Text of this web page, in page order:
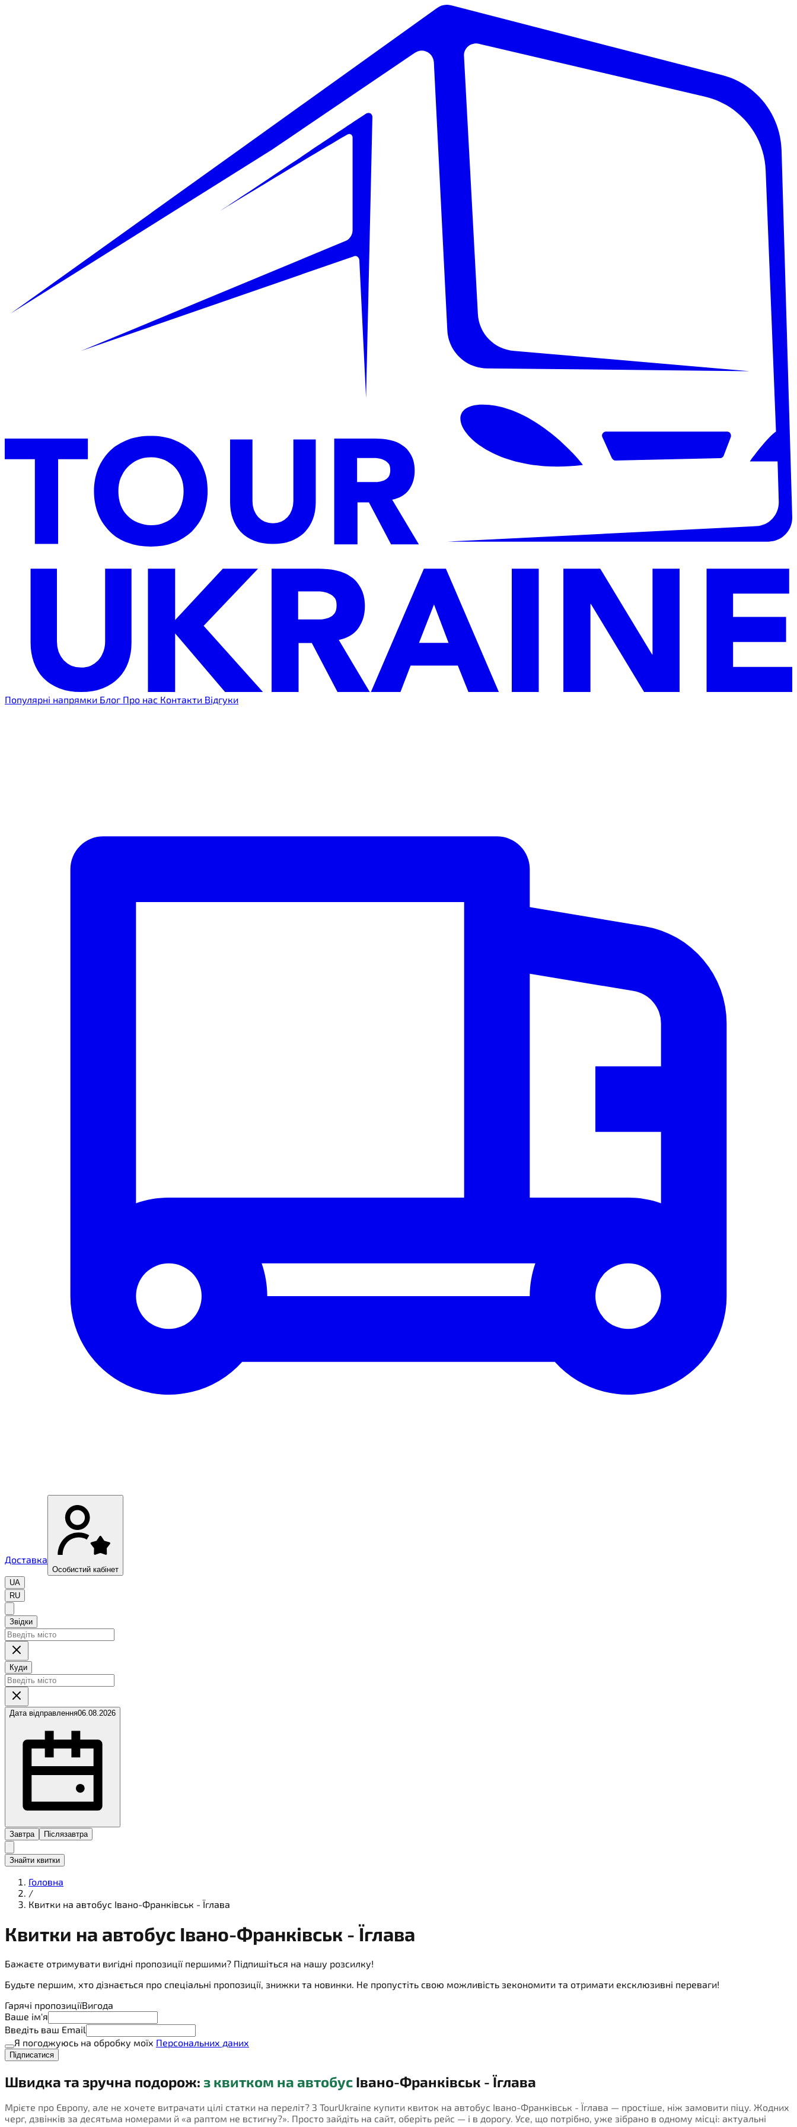
Популярні напрямки Блог Про нас Контакти Відгуки
Доставка
Особистий кабінет
UA
RU
Звідки
Куди
Дата відправлення06.08.2026
Завтра Післязавтра
Знайти квитки
Головна
/
Квитки на автобус Івано-Франківськ - Їглава
Квитки на автобус Івано-Франківськ - Їглава
Бажаєте отримувати вигідні пропозиції першими? Підпишіться на нашу розсилку!
Будьте першим, хто дізнається про спеціальні пропозиції, знижки та новинки. Не пропустіть свою можливість зекономити та отримати ексклюзивні переваги!
Гарячі пропозиціїВигода
Ваше ім'я
Введіть ваш Email
Я погоджуюсь на обробку моїх Персональних даних
Підписатися
Швидка та зручна подорож: з квитком на автобус Івано-Франківськ - Їглава
Мрієте про Європу, але не хочете витрачати цілі статки на переліт? З TourUkraine купити квиток на автобус Івано-Франківськ - Їглава — простіше, ніж замовити піцу. Жодних
черг, дзвінків за десятьма номерами й «а раптом не встигну?». Просто зайдіть на сайт, оберіть рейс — і в дорогу. Усе, що потрібно, уже зібрано в одному місці: актуальні